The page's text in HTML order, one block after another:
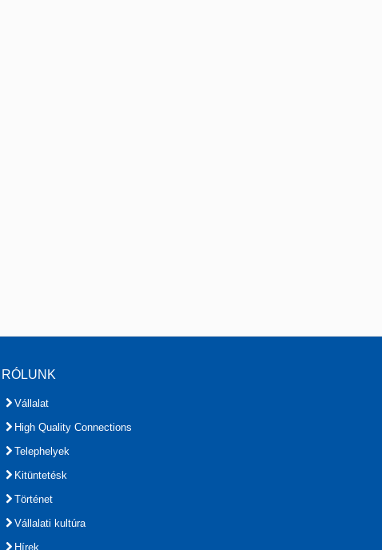
RÓLUNK
Vállalat
High Quality Connections
Telephelyek
Kitüntetésk
Történet
Vállalati kultúra
Hírek